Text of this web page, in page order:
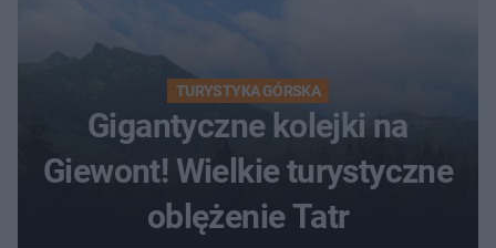
TURYSTYKA GÓRSKA
Gigantyczne kolejki na
Giewont! Wielkie turystyczne
oblężenie Tatr